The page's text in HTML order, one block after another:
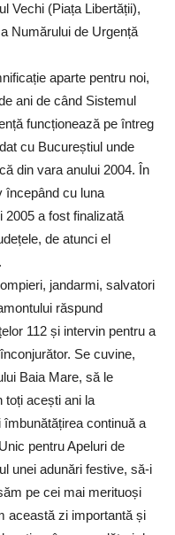
Vechi (Piața Libertății),
Numărului de Urgență
aparte pentru noi,
ani de când Sistemul
funcționează pe întreg
cu Bucureștiul unde
din vara anului 2004. În
începând cu luna
2005 a fost finalizată
de atunci el
jandarmi, salvatori
răspund
112 și intervin pentru a
Se cuvine,
Baia Mare, să le
toți acești ani la
continuă a
pentru Apeluri de
unei adunări festive, să-i
pe cei mai merituoși
această zi importantă și